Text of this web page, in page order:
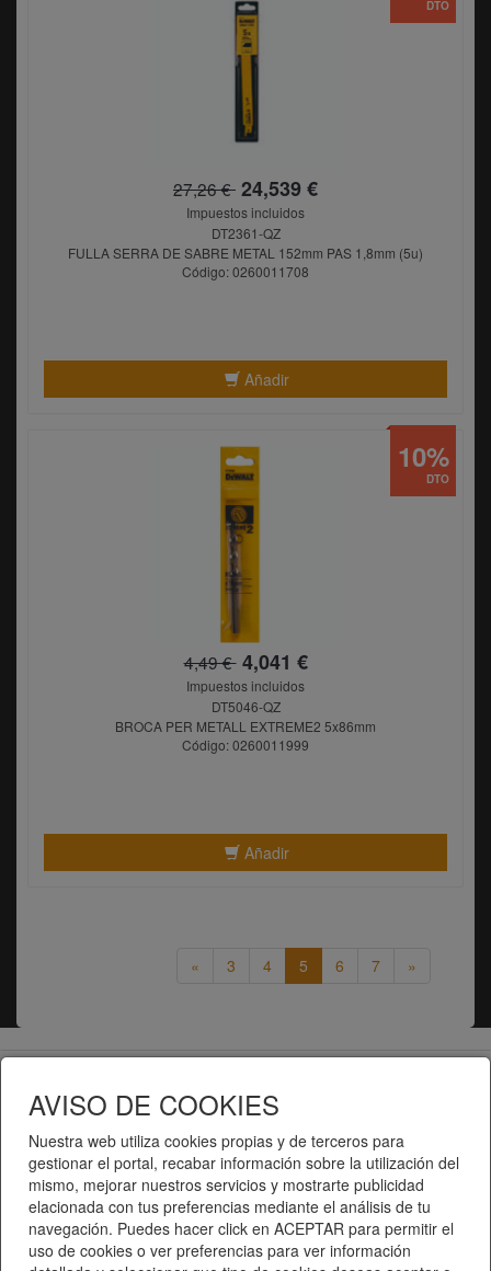
AVISO DE COOKIES
Nuestra web utiliza cookies propias y de terceros para
gestionar el portal, recabar información sobre la utilización del
mismo, mejorar nuestros servicios y mostrarte publicidad
elacionada con tus preferencias mediante el análisis de tu
navegación. Puedes hacer click en ACEPTAR para permitir el
uso de cookies o ver preferencias para ver información
27,26 € 24,539 €
Impuestos incluidos
DT2361-QZ
FULLA SERRA DE SABRE METAL 152mm PAS 1,8mm (5u)
Código: 0260011708
Añadir
DTO
4,49 €4,041 €
Impuestos incluidos
DT5046-QZ
BROCA PER METALL EXTREME2 5x86mm
Código: 0260011999
Añadir
DTO
10%
« 3 4 5 6 7 »
Telematel S.L.